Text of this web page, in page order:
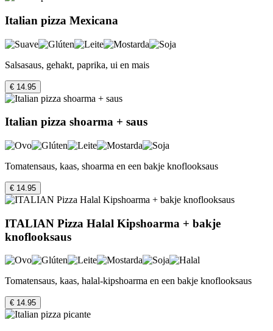
Italian pizza Mexicana
Salsasaus, gehakt, paprika, ui en mais
€ 14.95
Italian pizza shoarma + saus
Tomatensaus, kaas, shoarma en een bakje knoflooksaus
€ 14.95
ITALIAN Pizza Halal Kipshoarma + bakje
knoflooksaus
Tomatensaus, kaas, halal-kipshoarma en een bakje knoflooksaus
€ 14.95